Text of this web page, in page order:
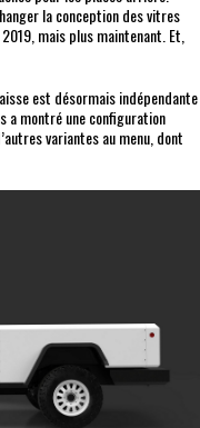
la conception des vitres
mais plus maintenant. Et,
est désormais indépendante
a montré une configuration
variantes au menu, dont